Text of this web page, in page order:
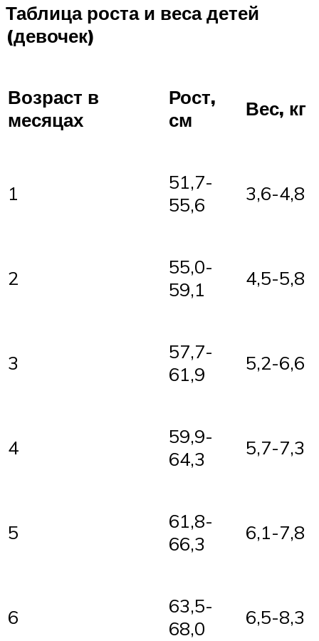
Таблица роста и веса детей
(девочек)
Возраст в
месяцах
Рост,
см
Вес, кг
1
51,7-
55,6
3,6-4,8
2
55,0-
59,1
4,5-5,8
3
57,7-
61,9
5,2-6,6
4
59,9-
64,3
5,7-7,3
5
61,8-
66,3
6,1-7,8
6
63,5-
68,0
6,5-8,3